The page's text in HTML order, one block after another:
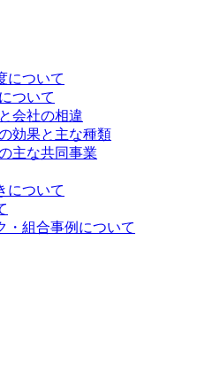
について
ついて
会社の相違
効果と主な種類
主な共同事業
について
・組合事例について